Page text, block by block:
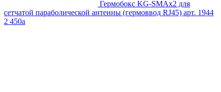
Гермобокс KG-SMAx2 для
сетчатой параболической антенны (гермоввод RJ45) арт. 1944
2 450a